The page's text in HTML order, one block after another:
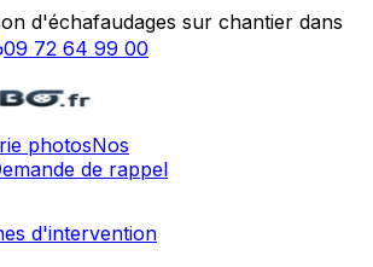
d'échafaudages sur chantier dans
09 72 64 99 00
photosNos
de rappel
d'intervention